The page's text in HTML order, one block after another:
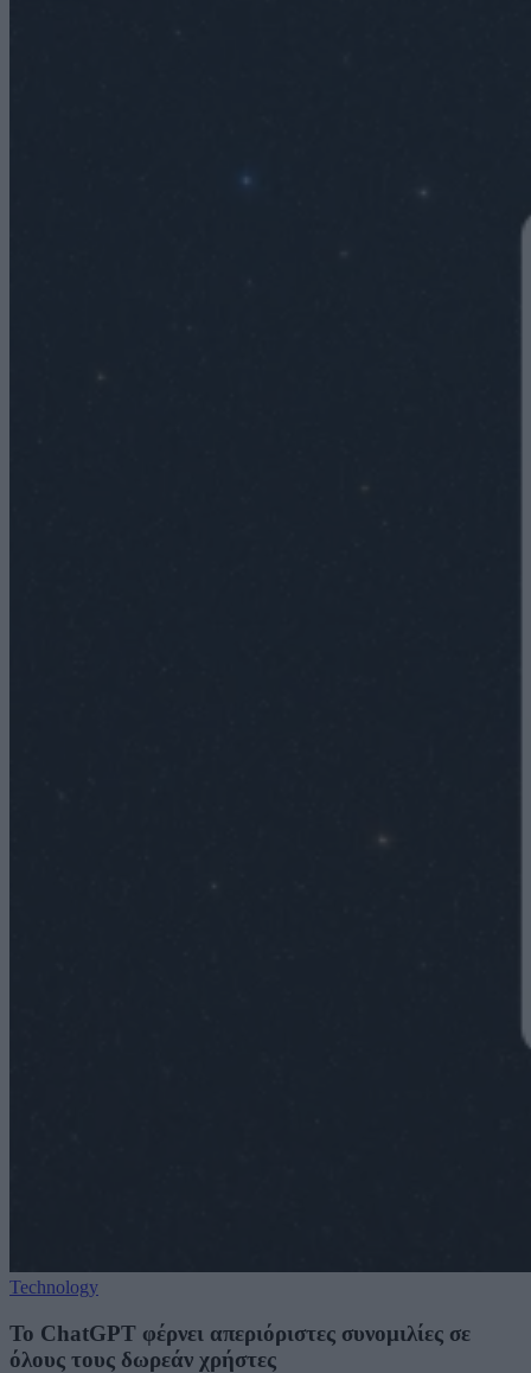
Technology
Το ChatGPT φέρνει απεριόριστες συνομιλίες σε
όλους τους δωρεάν χρήστες